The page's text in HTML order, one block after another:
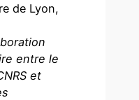
de Lyon,
entre le
et